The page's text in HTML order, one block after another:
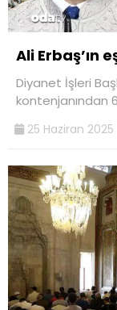
Ali Erbaş’ın
Diyanet İşleri
kontenjanından
25 Haziran